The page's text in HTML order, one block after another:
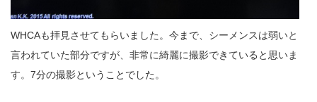
WHCAも拝見させてもらいました。今まで、シーメンスは弱いと
言われていた部分ですが、非常に綺麗に撮影できていると思いま
す。7分の撮影ということでした。